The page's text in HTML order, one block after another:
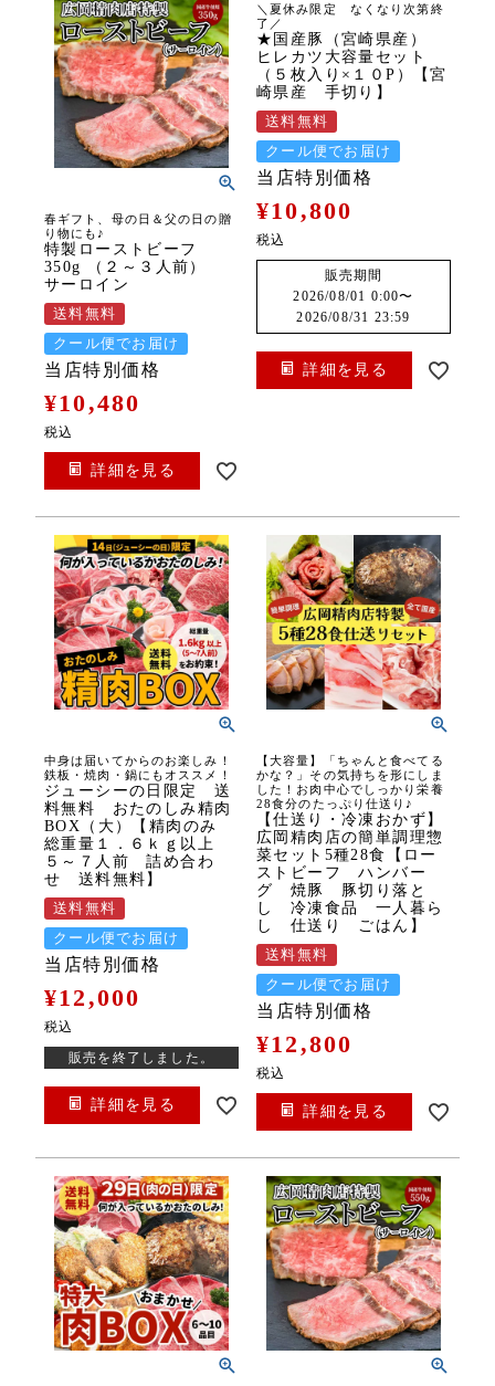
春ギフト、母の日＆父の日の贈
り物にも♪
特製ローストビーフ
350g （２～３人前）
サーロイン
送料無料
クール便でお届け
当店特別価格
¥10,480
税込
詳細を見る
＼夏休み限定 なくなり次第終
了／
★国産豚（宮崎県産）
ヒレカツ大容量セット
（５枚入り×１０P）【宮
崎県産 手切り】
送料無料
クール便でお届け
当店特別価格
¥10,800
税込
販売期間
2026/08/01 0:00〜
2026/08/31 23:59
詳細を見る
中身は届いてからのお楽しみ！
鉄板・焼肉・鍋にもオススメ！
ジューシーの日限定 送
料無料 おたのしみ精肉
BOX（大）【精肉のみ
総重量１．６ｋｇ以上
５～７人前 詰め合わ
せ 送料無料】
送料無料
クール便でお届け
当店特別価格
¥12,000
税込
販売を終了しました。
詳細を見る
【大容量】「ちゃんと食べてる
かな？」その気持ちを形にしま
した！お肉中心でしっかり栄養
28食分のたっぷり仕送り♪
【仕送り・冷凍おかず】
広岡精肉店の簡単調理惣
菜セット5種28食【ロー
ストビーフ ハンバー
グ 焼豚 豚切り落と
し 冷凍食品 一人暮ら
し 仕送り ごはん】
送料無料
クール便でお届け
当店特別価格
¥12,800
税込
詳細を見る